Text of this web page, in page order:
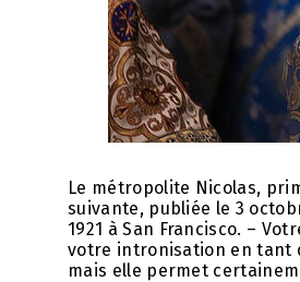
Le métropolite Nicolas,
suivante, publiée le 3
1921 à San Francisco. –
votre intronisation en tant
mais elle permet